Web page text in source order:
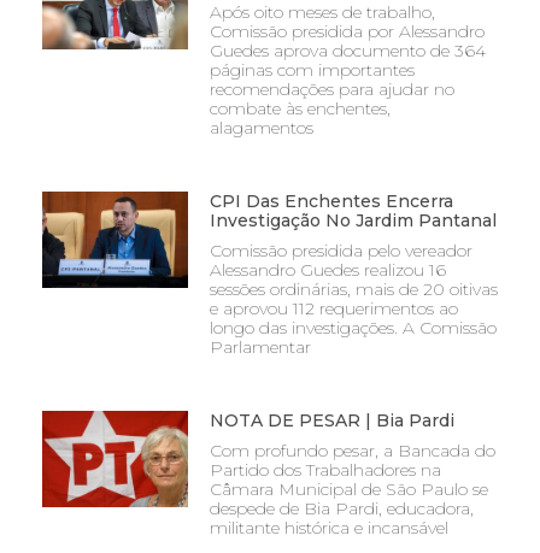
Após oito meses de trabalho,
Comissão presidida por Alessandro
Guedes aprova documento de 364
páginas com importantes
recomendações para ajudar no
combate às enchentes,
alagamentos
CPI Das Enchentes Encerra
Investigação No Jardim Pantanal
Comissão presidida pelo vereador
Alessandro Guedes realizou 16
sessões ordinárias, mais de 20 oitivas
e aprovou 112 requerimentos ao
longo das investigações. A Comissão
Parlamentar
NOTA DE PESAR | Bia Pardi
Com profundo pesar, a Bancada do
Partido dos Trabalhadores na
Câmara Municipal de São Paulo se
despede de Bia Pardi, educadora,
militante histórica e incansável